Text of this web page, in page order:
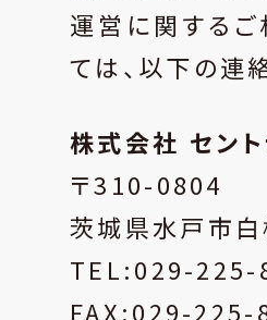
運営に関するご
ては、以下の連
株式会社 セン
〒310-0804
茨城県水戸市
TEL:029-225-
FAX:029-225-